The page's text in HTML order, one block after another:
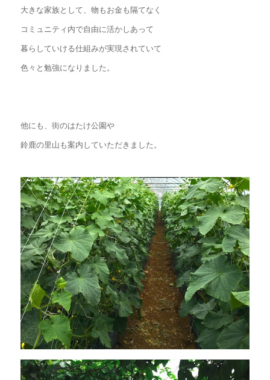
大きな家族として、物もお金も隔てなく
コミュニティ内で自由に活かしあって
暮らしていける仕組みが実現されていて
色々と勉強になりました。
他にも、街のはたけ公園や
鈴鹿の里山も案内していただきました。